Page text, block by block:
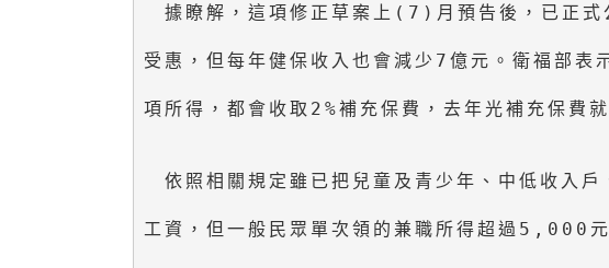
據瞭解，這項修正草案上(7)月預告後，已正式
受惠，但每年健保收入也會減少7億元。衛福部
項所得，都會收取2%補充保費，去年光補充保費
依照相關規定雖已把兒童及青少年、中低收入戶
工資，但一般民眾單次領的兼職所得超過5,000元